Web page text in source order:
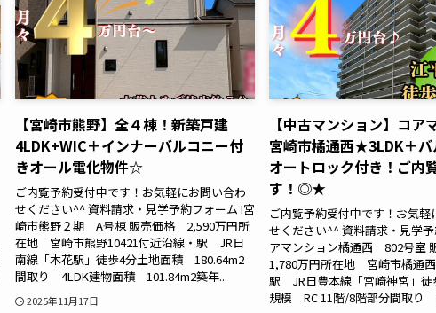
【宮崎市熊野】全４棟！新築戸建
4LDK+WIC＋インナーバルコニー付
きオール電化物件☆
ご内覧予約受付中です！お気軽にお問い合わ
せください^^ 資料請求・見学予約フォーム I宮
崎市熊野２期 A号棟 販売価格 2,590万円所
在地 宮崎市熊野10421付近沿線・駅 JR日
南線「木花駅」徒歩4分土地面積 180.64m2
間取り 4LDK建物面積 101.84m2築年...
2025年11月17日
【中古マンション】コア
宮崎市橘通西★3LDK＋バ
オートロック付き！ご内
す！◎★
ご内覧予約受付中です！お気軽
せください^^ 資料請求・見学
アマンション橘通西 802号室
1,780万円所在地 宮崎市橘通⻄
駅 JR日豊本線「宮崎神宮」徒
規模 RC 11階/8階部分間取り